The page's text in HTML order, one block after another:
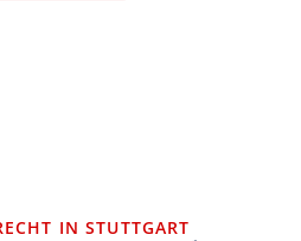
IN STUTTGART